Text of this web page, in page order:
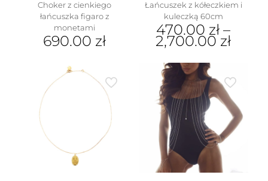
Choker z cienkiego
łańcuszka figaro z
monetami
690.00 zł
Łańcuszek z kółeczkiem i
kuleczką 60cm
470.00 zł –
2,700.00 zł
produkt
ma
wiele
wariantów.
Opcje
można
wybrać
na
stronie
produktu